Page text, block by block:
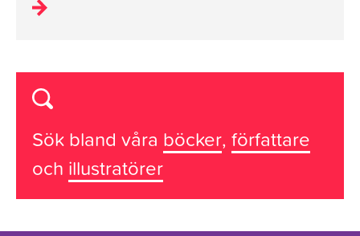
Sök bland våra böcker, författare
och illustratörer